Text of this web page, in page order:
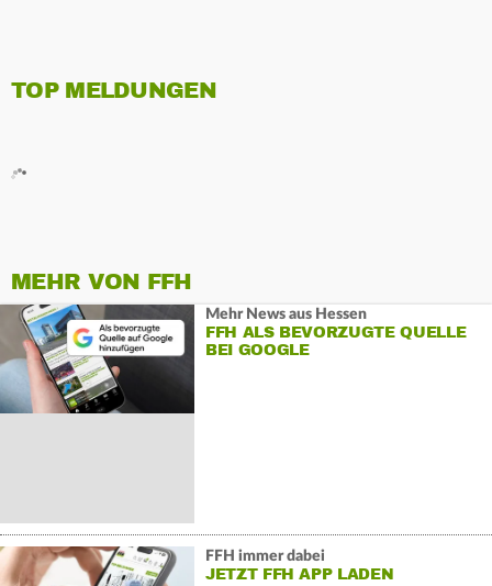
TOP MELDUNGEN
MEHR VON FFH
Mehr News aus Hessen
FFH ALS BEVORZUGTE QUELLE
BEI GOOGLE
FFH immer dabei
JETZT FFH APP LADEN